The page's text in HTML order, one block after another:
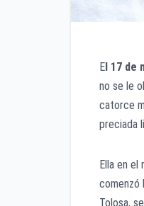
El 17 de
no se le
catorce
preciada
Ella en el
comenzó
Tolosa,